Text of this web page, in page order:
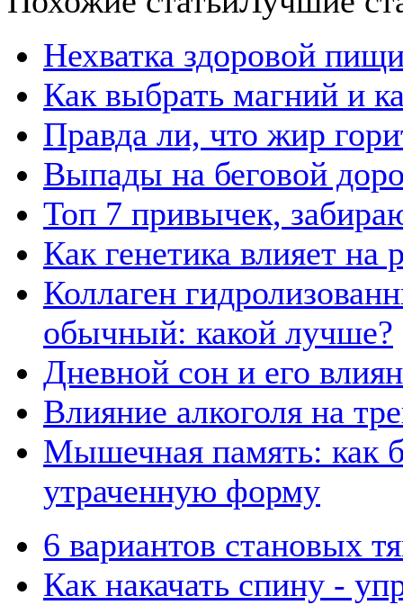
Нехватка здоровой
Как выбрать магний и
Правда ли, что жир
Выпады на беговой
Топ 7 привычек,
Как генетика влияет
Коллаген
обычный: какой лучше?
Дневной сон и его
Влияние алкоголя на
Мышечная память: как
утраченную форму
6 вариантов становых
Как накачать спину -